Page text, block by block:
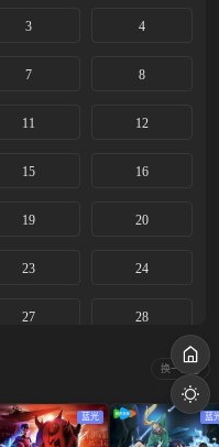
3 4
7 8
11 12
15 16
19 20
23 24
27 28
换一换
蓝光 蓝